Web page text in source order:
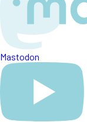
Mastodon